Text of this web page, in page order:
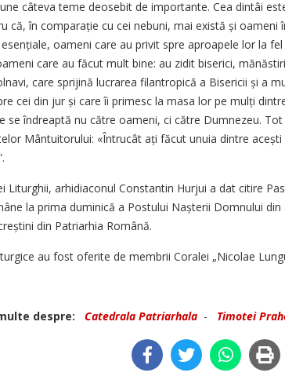
câteva teme deosebit de importante. Cea dintâi
că, în comparație cu cei nebuni, mai există și oameni
oameni care au privit spre aproapele lor la
care au făcut mult bine: au zidit biserici,
care sprijină lucrarea filantropică a Bisericii și a
cei din jur și care îi primesc la masa lor pe mulți
se îndreaptă nu către oameni, ci către Dumnezeu.
Mântuitorului: «Întrucât ați făcut unuia dintre
Liturghii, arhidiaconul Constantin Hurjui a dat citire
la prima duminică a Postului Nașterii Domnului din
din Patriarhia Română.
au fost oferite de membrii Coralei „Nicolae
despre: Catedrala Patriarhala - Timotei